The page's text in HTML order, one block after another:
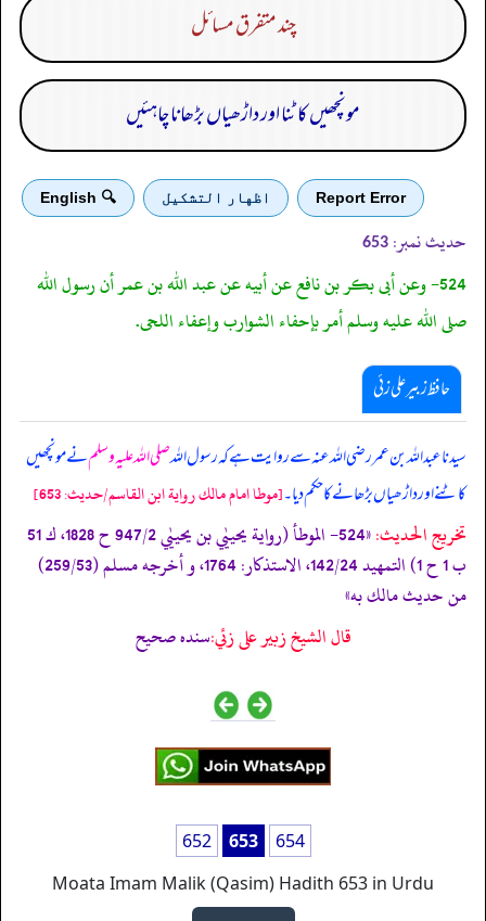
چند متفرق مسائل
مونچھیں کاٹنا اور داڑھیاں بڑھانا چاہئیں
Report Error اظهار التشكيل 🔍 English
حدیث نمبر: 653
524- وعن أبى بكر بن نافع عن أبيه عن عبد الله بن عمر أن رسول الله
صلى الله عليه وسلم أمر بإحفاء الشوارب وإعفاء اللحى.
حافظ زبیر علی زئی
سیدنا عبداللہ بن عمر رضی اللہ عنہ سے روایت ہے کہ رسول اللہصلی اللہ علیہ وسلمنے مونچھیں
کاٹنے اور داڑھیاں بڑھانے کا حکم دیا۔[موطا امام مالك رواية ابن القاسم/حدیث: 653]
تخریج الحدیث:
«524- الموطأ (رواية يحييٰي بن يحييٰي 947/2 ح 1828، ك 51
ب 1 ح 1) التمهيد 142/24، الاستذكار: 1764، و أخرجه مسلم (259/53)
من حديث مالك به»
قال الشيخ زبير على زئي:سنده صحيح
652 653
654
Moata Imam Malik (Qasim) Hadith 653 in Urdu